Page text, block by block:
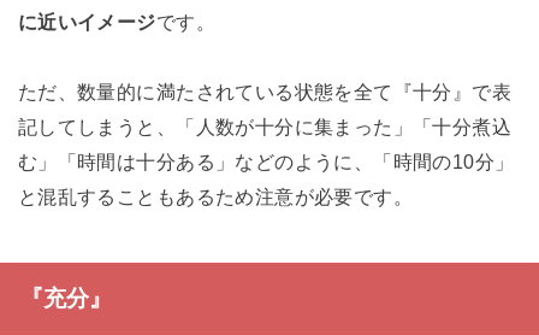
に近いイメージです。
ただ、数量的に満たされている状態を全て『十分』で表
記してしまうと、「人数が十分に集まった」「十分煮込
む」「時間は十分ある」などのように、「時間の10分」
と混乱することもあるため注意が必要です。
『充分』